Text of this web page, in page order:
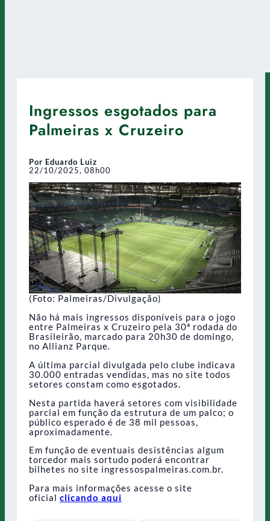
Ingressos esgotados para
Palmeiras x Cruzeiro
Por Eduardo Luiz
22/10/2025, 08h00
(Foto: Palmeiras/Divulgação)
Não há mais ingressos disponíveis para o jogo
entre Palmeiras x Cruzeiro pela 30ª rodada do
Brasileirão, marcado para 20h30 de domingo,
no Allianz Parque.
A última parcial divulgada pelo clube indicava
30.000 entradas vendidas, mas no site todos
setores constam como esgotados.
Nesta partida haverá setores com visibilidade
parcial em função da estrutura de um palco; o
público esperado é de 38 mil pessoas,
aproximadamente.
Em função de eventuais desistências algum
torcedor mais sortudo poderá encontrar
bilhetes no site ingressospalmeiras.com.br.
Para mais informações acesse o site
oficial clicando aqui